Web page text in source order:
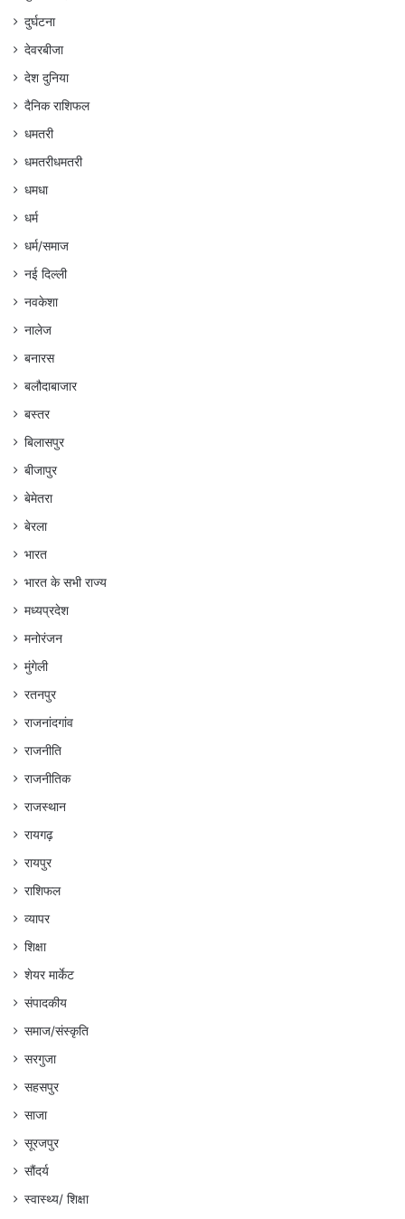
दुर्घटना
देवरबीजा
देश दुनिया
दैनिक राशिफल
धमतरी
धमतरीधमतरी
धमधा
धर्म
धर्म/समाज
नई दिल्ली
नवकेशा
नालेज
बनारस
बलौदाबाजार
बस्तर
बिलासपुर
बीजापुर
बेमेतरा
बेरला
भारत
भारत के सभी राज्य
मध्यप्रदेश
मनोरंजन
मुंगेली
रतनपुर
राजनांदगांव
राजनीति
राजनीतिक
राजस्थान
रायगढ़
रायपुर
राशिफल
व्यापर
शिक्षा
शेयर मार्केट
संपादकीय
समाज/संस्कृति
सरगुजा
सहसपुर
साजा
सूरजपुर
सौंदर्य
स्वास्थ्य/ शिक्षा